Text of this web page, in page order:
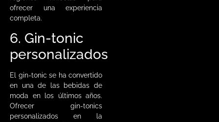
ofrecer una experiencia
completa.
6. Gin-tonic
personalizados
El gin-tonic se ha convertido
en una de las bebidas de
moda en los últimos años.
Ofrecer gin-tonics
personalizados en la